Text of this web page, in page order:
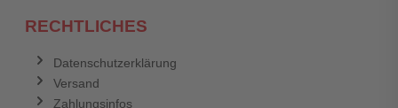
RECHTLICHES
Datenschutzerklärung
Versand
Zahlungsinfos